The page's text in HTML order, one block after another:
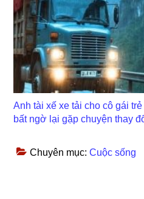
Anh tài xế xe tải cho cô gái
bất ngờ lại gặp chuyện thay
Chuyên mục:Cuộc sống